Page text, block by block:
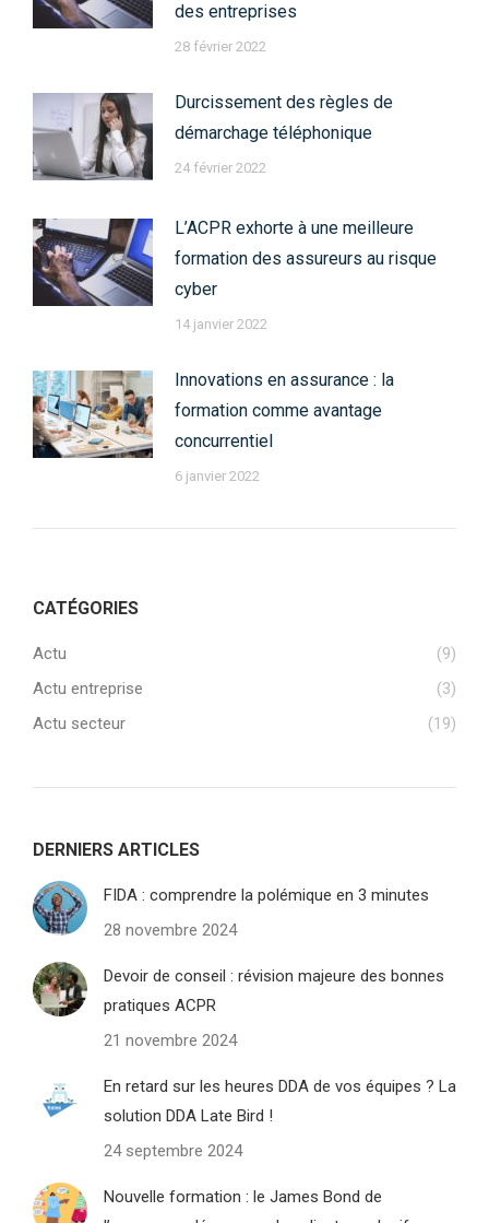
des entreprises
28 février 2022
Durcissement des règles de
démarchage téléphonique
24 février 2022
L’ACPR exhorte à une meilleure
formation des assureurs au risque
cyber
14 janvier 2022
Innovations en assurance : la
formation comme avantage
concurrentiel
6 janvier 2022
CATÉGORIES
Actu
(9)
Actu entreprise
(3)
Actu secteur
(19)
DERNIERS ARTICLES
FIDA : comprendre la polémique en 3 minutes
28 novembre 2024
Devoir de conseil : révision majeure des bonnes
pratiques ACPR
21 novembre 2024
En retard sur les heures DDA de vos équipes ? La
solution DDA Late Bird !
24 septembre 2024
Nouvelle formation : le James Bond de